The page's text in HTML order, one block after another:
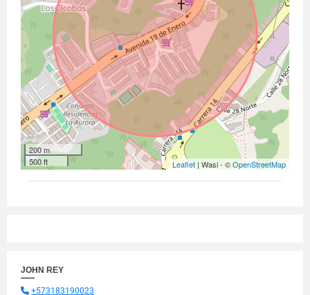
200 m
500 ft
Leaflet | Wasi - ©OpenStreetMap
JOHN REY
+573183190023